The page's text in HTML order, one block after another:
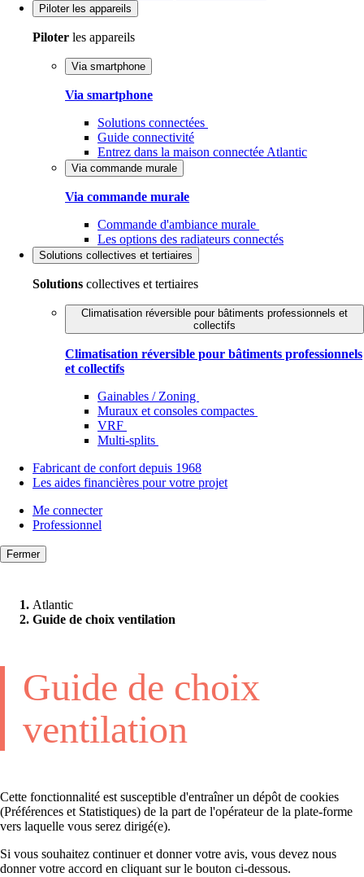
Piloter les appareils
Piloter les appareils
Via smartphone
Via smartphone
Solutions connectées
Guide connectivité
Entrez dans la maison connectée Atlantic
Via commande murale
Via commande murale
Commande d'ambiance murale
Les options des radiateurs connectés
Solutions collectives et tertiaires
Solutions collectives et tertiaires
Climatisation réversible pour bâtiments professionnels et
collectifs
Climatisation réversible pour bâtiments professionnels
et collectifs
Gainables / Zoning
Muraux et consoles compactes
VRF
Multi-splits
Fabricant de confort depuis 1968
Les aides financières pour votre projet
Me connecter
Professionnel
Fermer
Atlantic
Guide de choix ventilation
Guide de choix
ventilation
Cette fonctionnalité est susceptible d'entraîner un dépôt de cookies
(Préférences et Statistiques) de la part de l'opérateur de la plate-forme
vers laquelle vous serez dirigé(e).
Si vous souhaitez continuer et donner votre avis, vous devez nous
donner votre accord en cliquant sur le bouton ci-dessous.